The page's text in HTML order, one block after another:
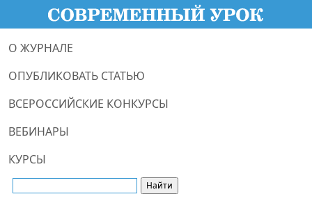
О ЖУРНАЛЕ
ОПУБЛИКОВАТЬ СТАТЬЮ
ВСЕРОССИЙСКИЕ КОНКУРСЫ
ВЕБИНАРЫ
КУРСЫ